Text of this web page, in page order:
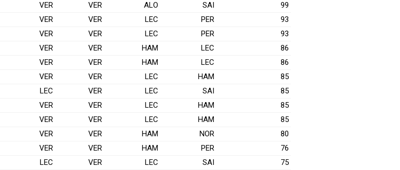
VER VER ALO SAI
99
VER VER LEC PER
93
VER VER LEC PER
93
VER VER HAM LEC
86
VER VER HAM LEC
86
VER VER LEC HAM
85
LEC VER LEC SAI
85
VER VER LEC HAM
85
VER VER LEC HAM
85
VER VER HAM NOR
80
VER VER HAM PER
76
LEC VER LEC SAI
75